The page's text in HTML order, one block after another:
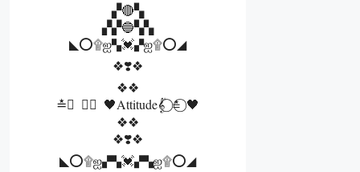
▞🔴▚
▞▞🔵▚▚
◣⭕۩ஐ▚💓▞ஐ۩⭕◢
❖❣️❖
❖❖
≛ ⃝ 𝄟 ⃝ 🖤Attitude𝄟 ⃝ ≛ ⃝ 🖤
❖❖
❖❣️❖
◣⭕۩ஐ▞▚💓▞▚ஐ۩⭕◢